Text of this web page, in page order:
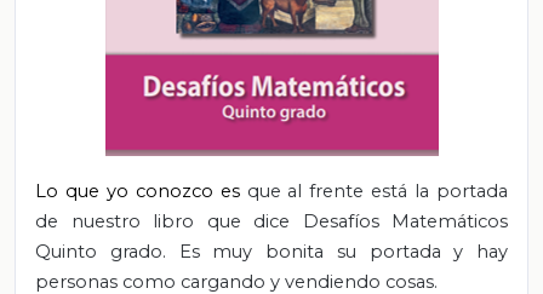
Lo que yo conozco es que al frente está la portada
de nuestro libro que dice Desafíos Matemáticos
Quinto grado. Es muy bonita su portada y hay
personas como cargando y vendiendo cosas.